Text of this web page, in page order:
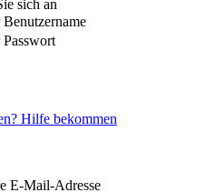
sich an
Hilfe bekommen
E-Mail-Adresse